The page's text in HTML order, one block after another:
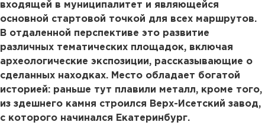
входящей в муниципалитет и являющейся
основной стартовой точкой для всех маршрутов.
В отдаленной перспективе это развитие
различных тематических площадок, включая
археологические экспозиции, рассказывающие о
сделанных находках. Место обладает богатой
историей: раньше тут плавили металл, кроме того,
из здешнего камня строился Верх-Исетский завод,
с которого начинался Екатеринбург.